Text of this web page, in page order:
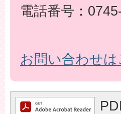
電話番号：
お問い合わせは